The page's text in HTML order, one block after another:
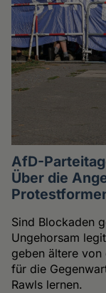
AfD-
Über die
Sind Blockaden
Ungehorsam
geben ältere von
für die
Rawls lernen.